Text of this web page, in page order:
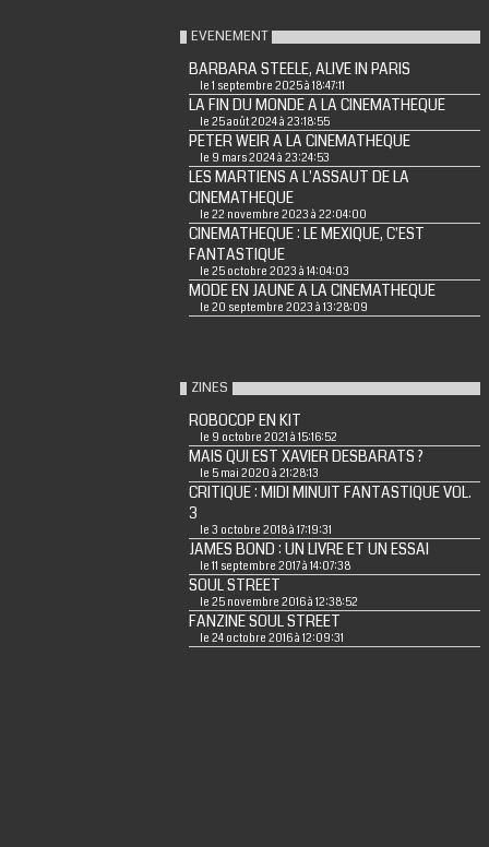
EVENEMENT
BARBARA STEELE, ALIVE IN PARIS
le 1 septembre 2025 à 18:47:11
LA FIN DU MONDE A LA CINEMATHEQUE
le 25 août 2024 à 23:18:55
PETER WEIR A LA CINEMATHEQUE
le 9 mars 2024 à 23:24:53
LES MARTIENS A L'ASSAUT DE LA
CINEMATHEQUE
le 22 novembre 2023 à 22:04:00
CINEMATHEQUE : LE MEXIQUE, C'EST
FANTASTIQUE
le 25 octobre 2023 à 14:04:03
MODE EN JAUNE A LA CINEMATHEQUE
le 20 septembre 2023 à 13:28:09
ZINES
ROBOCOP EN KIT
le 9 octobre 2021 à 15:16:52
MAIS QUI EST XAVIER DESBARATS ?
le 5 mai 2020 à 21:28:13
CRITIQUE : MIDI MINUIT FANTASTIQUE VOL.
3
le 3 octobre 2018 à 17:19:31
JAMES BOND : UN LIVRE ET UN ESSAI
le 11 septembre 2017 à 14:07:38
SOUL STREET
le 25 novembre 2016 à 12:38:52
FANZINE SOUL STREET
le 24 octobre 2016 à 12:09:31